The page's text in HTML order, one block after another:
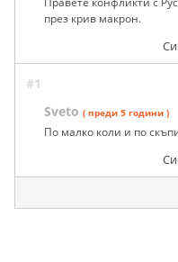
през крив макрон.
#1
Sveto ( преди 5 години )
По малко коли и по